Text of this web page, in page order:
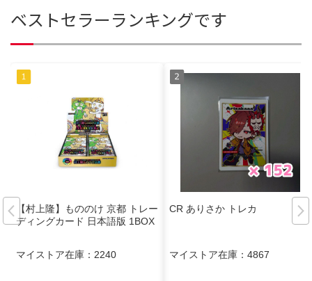
ベストセラーランキングです
【村上隆】もののけ 京都 トレー
ディングカード 日本語版 1BOX
マイストア在庫： 2240
CR ありさか トレカ
マイストア在庫： 4867